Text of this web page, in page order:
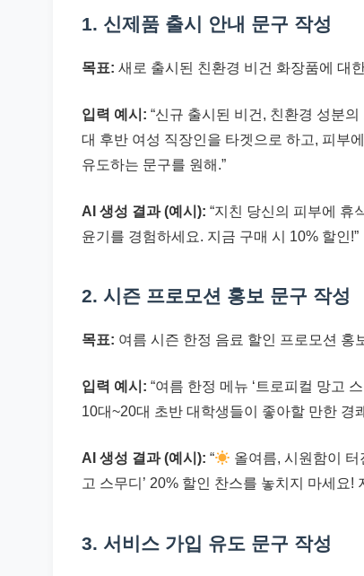
1. 신제품 출시 안내 문구 작성
목표: 새로 출시된 친환경 비건 화장품에 대
입력 예시: “신규 출시된 비건, 친환경 성분
대 후반 여성 직장인을 타겟으로 하고, 피부
유도하는 문구를 원해.”
AI 생성 결과 (예시): “지친 당신의 피부에 휴
윤기를 경험하세요. 지금 구매 시 10% 할인!”
2. 시즌 프로모션 홍보 문구 작성
목표: 여름 시즌 한정 음료 할인 프로모션 홍
입력 예시: “여름 한정 메뉴 ‘트로피컬 망고
10대~20대 초반 대학생들이 좋아할 만한 경
AI 생성 결과 (예시): “ 올여름, 시원함이 터
고 스무디’ 20% 할인 찬스를 놓치지 마세요!
3. 서비스 가입 유도 문구 작성